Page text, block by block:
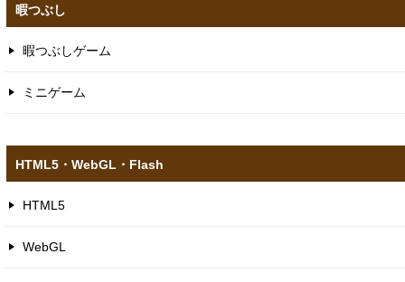
暇つぶし
暇つぶしゲーム
ミニゲーム
HTML5​・WebGL​・Flash
HTML5
WebGL